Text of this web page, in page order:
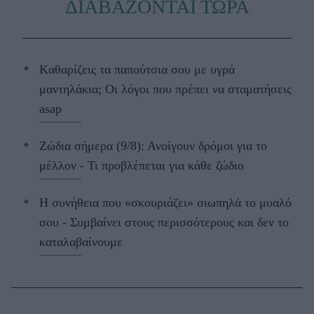
ΔΙΑΒΑΖΟΝΤΑΙ ΤΩΡΑ
Kαθαρίζεις τα παπούτσια σου με υγρά
μαντηλάκια; Οι λόγοι που πρέπει να σταματήσεις
asap
Ζώδια σήμερα (9/8): Ανοίγουν δρόμοι για το
μέλλον - Τι προβλέπεται για κάθε ζώδιο
Η συνήθεια που «σκουριάζει» σιωπηλά το μυαλό
σου - Συμβαίνει στους περισσότερους και δεν το
καταλαβαίνουμε